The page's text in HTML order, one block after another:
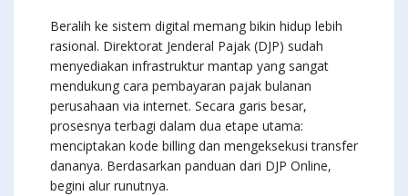
Beralih ke sistem digital memang bikin hidup lebih
rasional. Direktorat Jenderal Pajak (DJP) sudah
menyediakan infrastruktur mantap yang sangat
mendukung cara pembayaran pajak bulanan
perusahaan via internet. Secara garis besar,
prosesnya terbagi dalam dua etape utama:
menciptakan kode billing dan mengeksekusi transfer
dananya. Berdasarkan panduan dari DJP Online,
begini alur runutnya.